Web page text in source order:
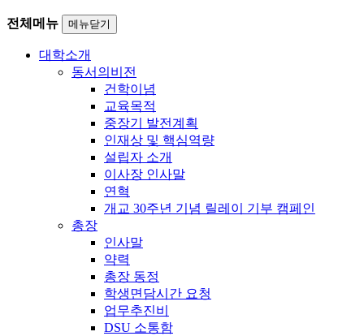
전체메뉴 메뉴닫기
대학소개
동서의비전
건학이념
교육목적
중장기 발전계획
인재상 및 핵심역량
설립자 소개
이사장 인사말
연혁
개교 30주년 기념 릴레이 기부 캠페인
총장
인사말
약력
총장 동정
학생면담시간 요청
업무추진비
DSU 소통함